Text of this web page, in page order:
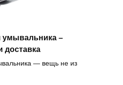
умывальника –
— вещь не из